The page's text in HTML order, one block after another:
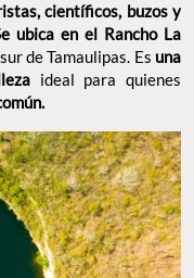
científicos, buzos y
ubica en el Rancho La
de Tamaulipas. Es una
ideal para quienes